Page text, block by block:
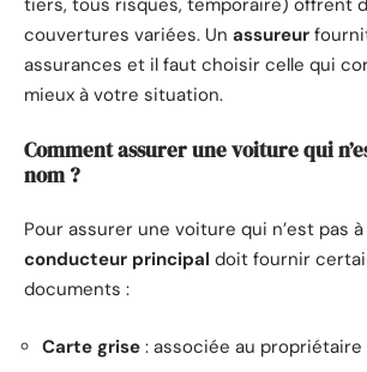
tiers, tous risques, temporaire) offrent
couvertures variées. Un assureur
assurances et il faut choisir celle qui
mieux à votre situation.
Comment assurer une voiture qui
nom ?
Pour assurer une voiture qui n’est pas
conducteur principal doit fournir
documents :
Carte grise : associée au